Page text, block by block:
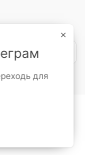
знижки
для
×